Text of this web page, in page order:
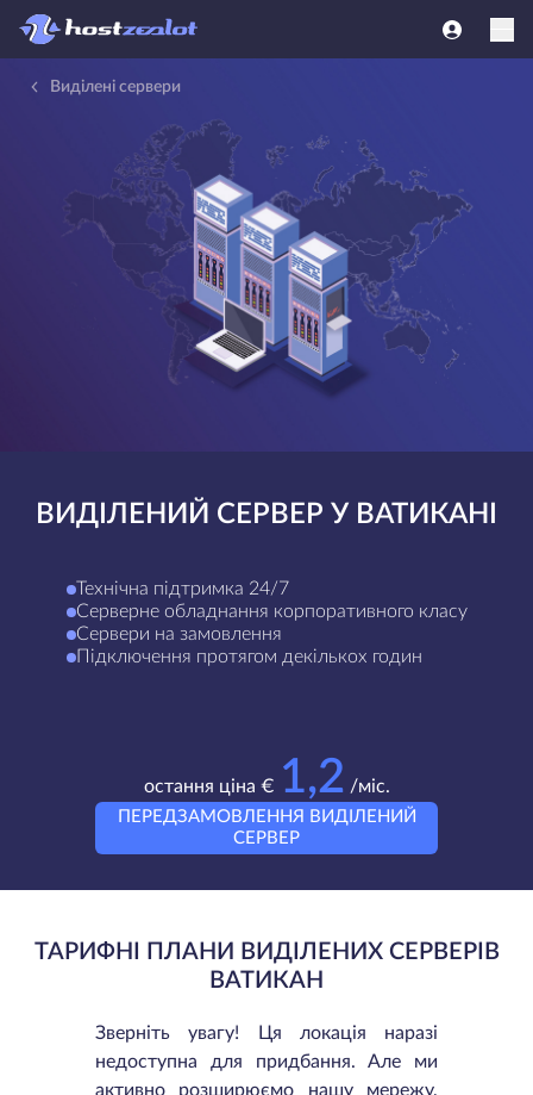
Виділені сервери
ВИДІЛЕНИЙ СЕРВЕР У ВАТИКАНІ
Технічна підтримка 24/7
Серверне обладнання корпоративного класу
Сервери на замовлення
Підключення протягом декількох годин
остання ціна € 1,2 /міс.
ПЕРЕДЗАМОВЛЕННЯ ВИДІЛЕНИЙ
СЕРВЕР
ТАРИФНІ ПЛАНИ ВИДІЛЕНИХ СЕРВЕРІВ
ВАТИКАН
Зверніть увагу! Ця локація наразі
недоступна для придбання. Але ми
активно розширюємо нашу мережу,